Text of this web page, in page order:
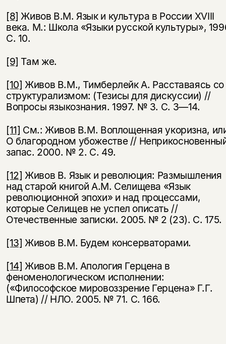
[8] Живов В.М. Язык и культура в России XVIII
века. М.: Школа «Языки русской культуры»,
С. 10.
[9] Там же.
[10] Живов В.М., Тимберлейк А. Расставаясь со
структурализ­мом: (Тезисы для дискуссии) //
Вопросы языкознания. 1997. № 3. С. 3—14.
[11] См.: Живов В.М. Воплощенная укоризна,
О благород­ном убожестве //
запас. 2000. № 2. С. 49.
[12] Живов В. Язык и революция: Размышления
над старой книгой А.М. Селищева «Язык
революционной эпохи» и над процессами,
которые Селищев не успел описать //
Отечественные записки. 2005. № 2 (23). С. 175.
[13] Живов В.М. Будем консерваторами.
[14] Живов В.М. Апология Герцена в
феноменологическом исполнении:
(«Философское мировоззрение Герцена» Г.Г.
Шпета) // НЛО. 2005. № 71. С. 166.